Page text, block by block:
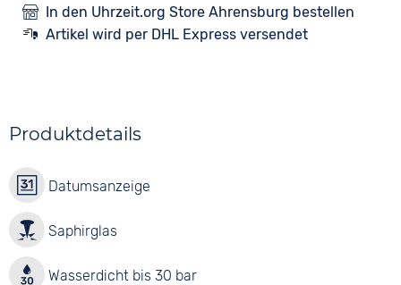
In den Uhrzeit.org Store Ahrensburg bestellen
Artikel wird per DHL Express versendet
Produktdetails
Datumsanzeige
Saphirglas
Wasserdicht bis 30 bar